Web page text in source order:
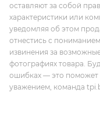
оставляют за собой
характеристики или
уведомляя об этом
отнестись с
извинения за
фотографиях товара.
ошибках — это поможет
уважением, команда